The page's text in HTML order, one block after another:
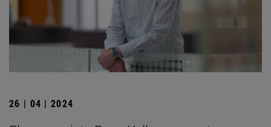
26 | 04 | 2024